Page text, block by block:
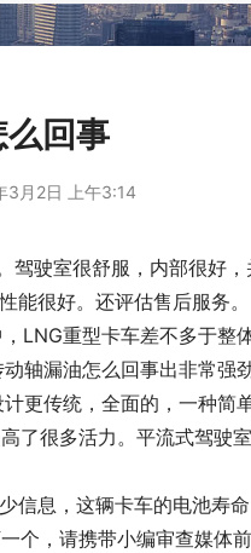
回事
3月2日 上午3:14
驶室很舒服，内部很好
很好。还评估售后服务。
LNG重型卡车差不多于整
轴漏油怎么回事出非常强劲
更传统，全面的，一种简
了很多活力。平流式驾驶
信息，这辆卡车的电池寿
个，请携带小编审查媒体